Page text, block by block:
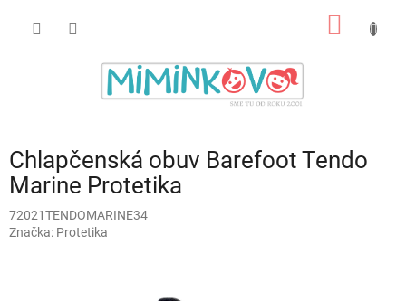
Chlapčenská obuv Barefoot Tendo
Marine Protetika
72021TENDOMARINE34
Značka: Protetika